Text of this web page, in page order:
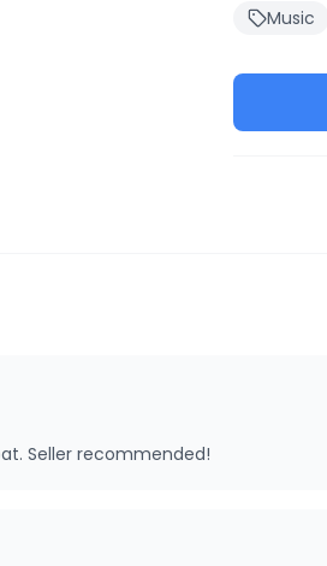
Music
Seller recommended!